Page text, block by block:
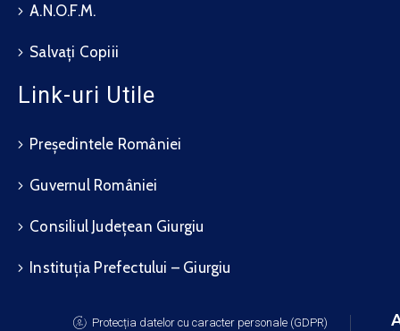
A.N.O.F.M.
Salvați Copiii
Link-uri Utile
Președintele României
Guvernul României
Consiliul Județean Giurgiu
Instituția Prefectului – Giurgiu
Protecția datelor cu caracter personale (GDPR)